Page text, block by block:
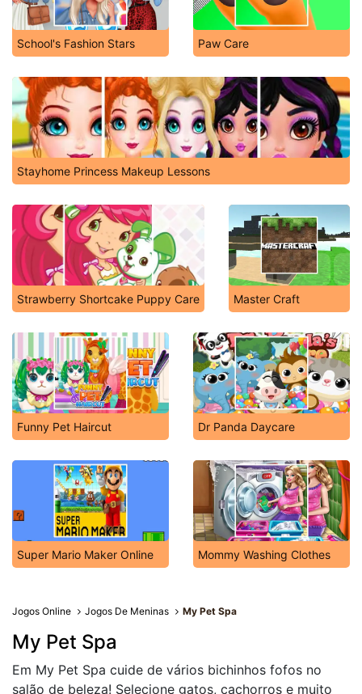
School's Fashion Stars Paw Care
Stayhome Princess Makeup Lessons
Strawberry Shortcake Puppy Care Master Craft
Funny Pet Haircut Dr Panda Daycare
Super Mario Maker Online Mommy Washing Clothes
Jogos Online Jogos De Meninas My Pet Spa
My Pet Spa
Em My Pet Spa cuide de vários bichinhos fofos no
salão de beleza! Selecione gatos, cachorros e muito